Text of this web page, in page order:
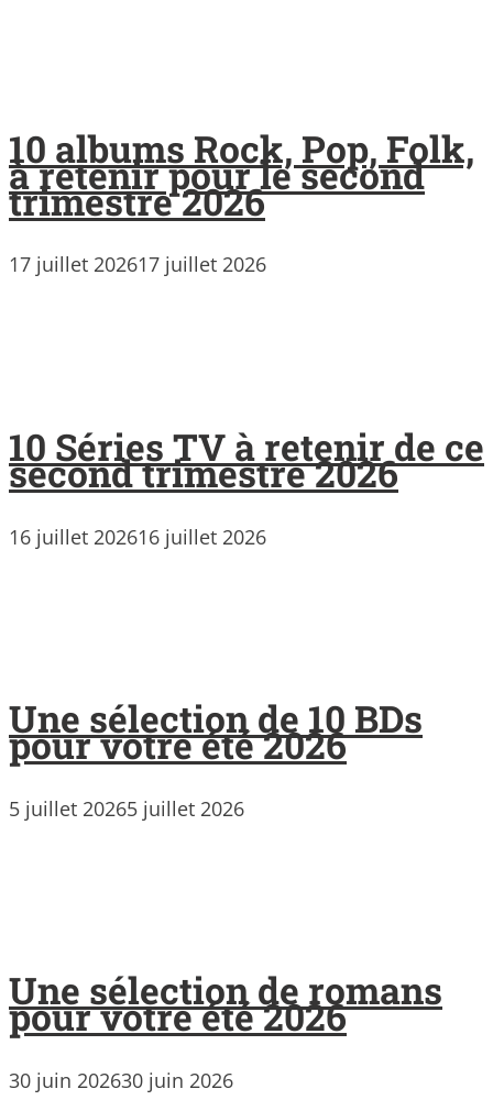
10 albums Rock, Pop, Folk,
à retenir pour le second
trimestre 2026
17 juillet 202617 juillet 2026
10 Séries TV à retenir de ce
second trimestre 2026
16 juillet 202616 juillet 2026
Une sélection de 10 BDs
pour votre été 2026
5 juillet 20265 juillet 2026
Une sélection de romans
pour votre été 2026
30 juin 202630 juin 2026